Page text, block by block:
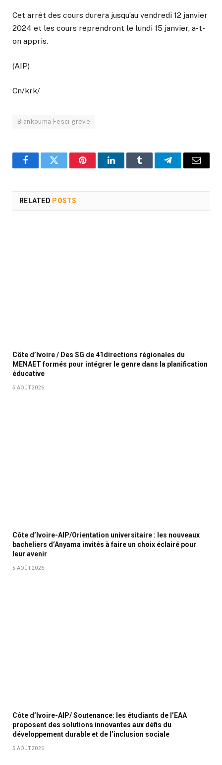
Cet arrêt des cours durera jusqu’au vendredi 12 janvier
2024 et les cours reprendront le lundi 15 janvier, a-t-
on appris.
(AIP)
Cn/krk/
Biankouma Fesci grève
FacebookTwitter PinterestLinkedInTumblr TelegramEmail
RELATED POSTS
Côte d’Ivoire / Des SG de 41directions régionales du
MENAET formés pour intégrer le genre dans la planification
éducative
5 AOÛT 2026
Côte d’Ivoire-AIP/Orientation universitaire : les nouveaux
bacheliers d’Anyama invités à faire un choix éclairé pour
leur avenir
5 AOÛT 2026
Côte d’Ivoire-AIP/ Soutenance: les étudiants de l’EAA
proposent des solutions innovantes aux défis du
développement durable et de l’inclusion sociale
5 AOÛT 2026